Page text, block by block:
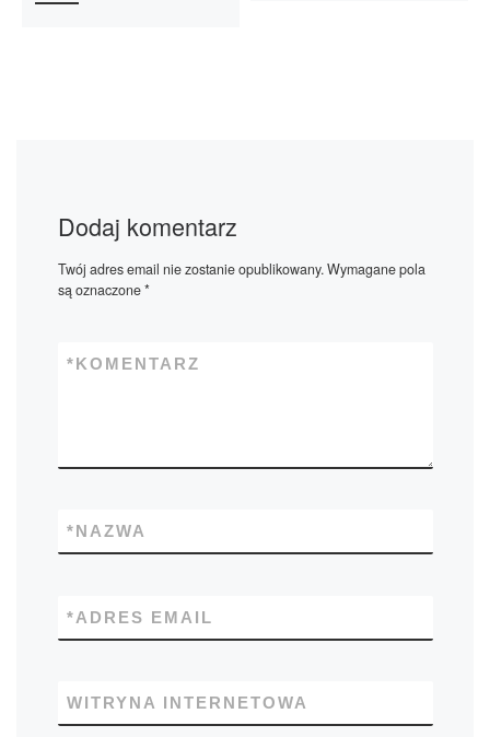
Dodaj komentarz
Twój adres email nie zostanie opublikowany.Wymagane pola
są oznaczone*
KOMENTARZ
*
NAZWA
*
ADRES EMAIL
*
WITRYNA INTERNETOWA